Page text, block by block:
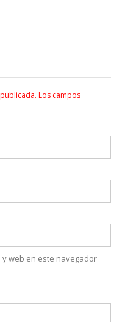
Los campos
web en este navegador